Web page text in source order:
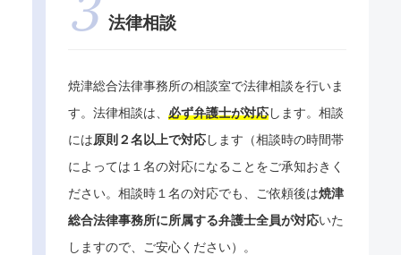
法律相談
焼津総合法律事務所の相談室で法律相談を行いま
す。法律相談は、 必ず弁護士が対応します。相談
には原則２名以上で対応します（相談時の時間帯
によっては１名の対応になることをご承知おきく
ださい。相談時１名の対応でも、ご依頼後は焼津
総合法律事務所に所属する弁護士全員が対応いた
しますので、ご安心ください）。